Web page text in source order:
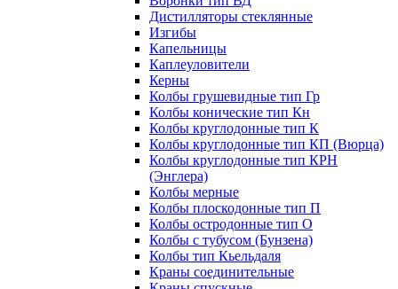
Дистилляторы стеклянные
Изгибы
Капельницы
Каплеуловители
Керны
Колбы грушевидные тип Гр
Колбы конические тип Кн
Колбы круглодонные тип К
Колбы круглодонные тип КП (Вюрца)
Колбы круглодонные тип КРН
(Энглера)
Колбы мерные
Колбы плоскодонные тип П
Колбы остродонные тип О
Колбы с тубусом (Бунзена)
Колбы тип Кьельдаля
Краны соединительные